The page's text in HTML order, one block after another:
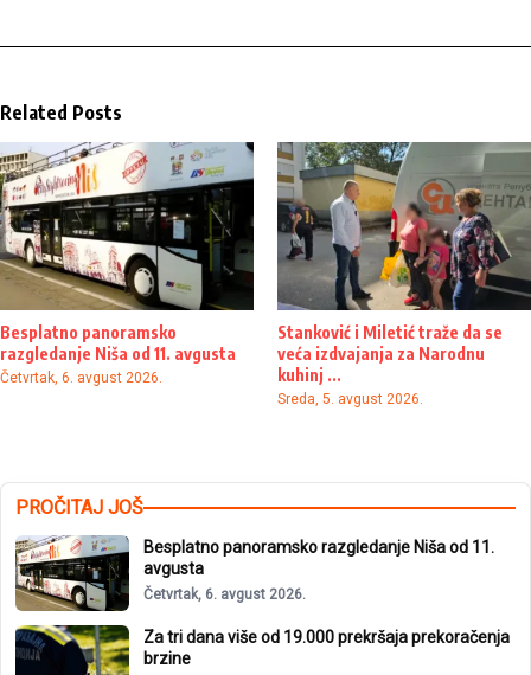
Related Posts
Besplatno panoramsko
razgledanje Niša od 11. avgusta
Četvrtak, 6. avgust 2026.
Stanković i Miletić traže da se
veća izdvajanja za Narodnu
kuhinj ...
Sreda, 5. avgust 2026.
PROČITAJ JOŠ
Besplatno panoramsko razgledanje Niša od 11.
avgusta
Četvrtak, 6. avgust 2026.
Za tri dana više od 19.000 prekršaja prekoračenja
brzine